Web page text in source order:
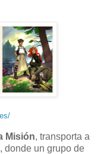
Misión, transporta a
donde un grupo de